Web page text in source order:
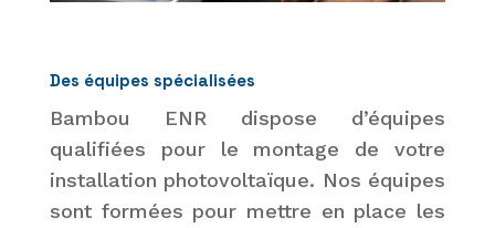
Des équipes spécialisées
Bambou ENR dispose d’équipes
qualifiées pour le montage de votre
installation photovoltaïque. Nos équipes
sont formées pour mettre en place les